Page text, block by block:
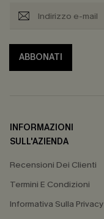
ABBONATI
INFORMAZIONI
SULL'AZIENDA
Recensioni Dei Clienti
Termini E Condizioni
Informativa Sulla Privacy